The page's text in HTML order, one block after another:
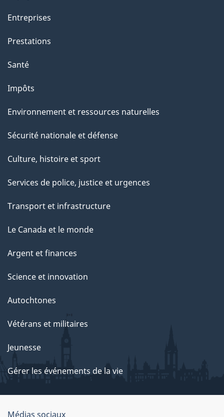
Entreprises
Prestations
Santé
Impôts
Environnement et ressources naturelles
Sécurité nationale et défense
Culture, histoire et sport
Services de police, justice et urgences
Transport et infrastructure
Le Canada et le monde
Argent et finances
Science et innovation
Autochtones
Vétérans et militaires
Jeunesse
Gérer les événements de la vie
Médias sociaux